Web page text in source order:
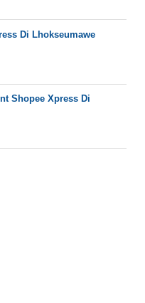
Di Lhokseumawe
Shopee Xpress Di